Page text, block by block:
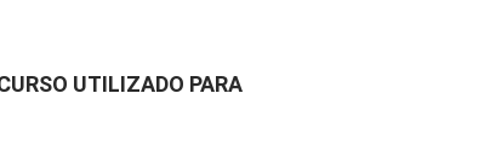
UTILIZADO PARA